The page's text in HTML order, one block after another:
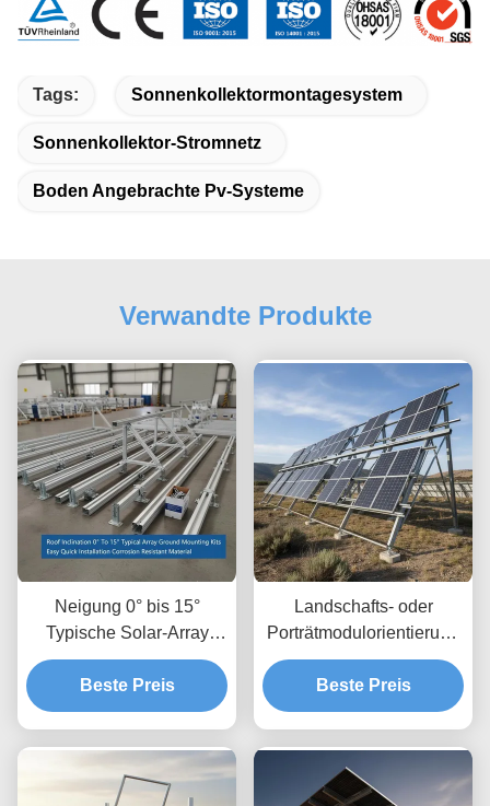
Tags: Sonnenkollektormontagesystem
Sonnenkollektor-Stromnetz
Boden Angebrachte Pv-Systeme
Verwandte Produkte
Neigung 0° bis 15°
Typische Solar-Array
Bodenmontage-Kits
Einfache schnelle
Installation
Material
Beste Preis
Landschafts- oder
Porträtmodulorientierung
Solaranlagen mit
Bodenfreiheit bis 1,2 m
und Höhenfreiheit von 8
Beste Preis